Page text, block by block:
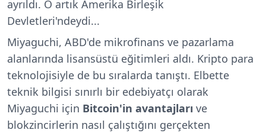
ayrıldı. O artık Amerika Birleşik
Devletleri'ndeydi...
Miyaguchi, ABD'de mikrofinans ve pazarlama
alanlarında lisansüstü eğitimleri aldı. Kripto para
teknolojisiyle de bu sıralarda tanıştı. Elbette
teknik bilgisi sınırlı bir edebiyatçı olarak
Miyaguchi için Bitcoin'in avantajları ve
blokzincirlerin nasıl çalıştığını gerçekten